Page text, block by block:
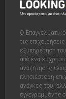
Ο
τις
εξυπηρέτηση
από ένα
αναζήτησης
πλησιέστερη
ανάγκες του,
εγγεγραμμένης